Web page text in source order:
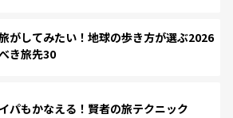
がしてみたい！地球の歩き方が選ぶ2026
き旅先30
パもかなえる！賢者の旅テクニック